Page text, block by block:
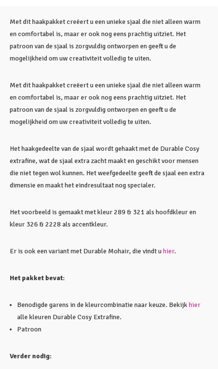
Met dit haakpakket creëert u een unieke sjaal die niet alleen warm
en comfortabel is, maar er ook nog eens prachtig uitziet. Het
patroon van de sjaal is zorgvuldig ontworpen en geeft u de
mogelijkheid om uw creativiteit volledig te uiten.
Met dit haakpakket creëert u een unieke sjaal die niet alleen warm
en comfortabel is, maar er ook nog eens prachtig uitziet. Het
patroon van de sjaal is zorgvuldig ontworpen en geeft u de
mogelijkheid om uw creativiteit volledig te uiten.
Het haakgedeelte van de sjaal wordt gehaakt met de Durable Cosy
extrafine, wat de sjaal extra zacht maakt en geschikt voor mensen
die niet tegen wol kunnen. Het weefgedeelte geeft de sjaal een extra
dimensie en maakt het eindresultaat nog specialer.
Het voorbeeld is gemaakt met kleur 289 & 321 als hoofdkleur en
kleur 326 & 2228 als accentkleur.
Er is ook een variant met Durable Mohair, die vindt uhier.
Het pakket bevat:
Benodigde garens in de kleurcombinatie naar keuze. Bekijkhier
alle kleuren Durable Cosy Extrafine.
Patroon
Verder nodig: